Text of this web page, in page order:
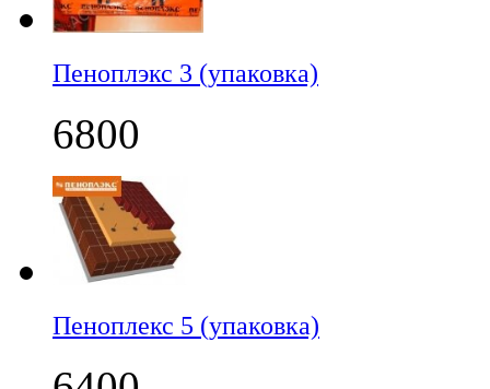
Пеноплэкс 3 (упаковка)
6800
Пеноплекс 5 (упаковка)